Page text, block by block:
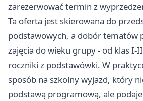
zarezerwować termin z
Ta oferta jest skierowana do
podstawowych, a dobór tematów
zajęcia do wieku grupy - od klas I-
roczniki z podstawówki. W
sposób na szkolny wyjazd, który
podstawą programową, ale